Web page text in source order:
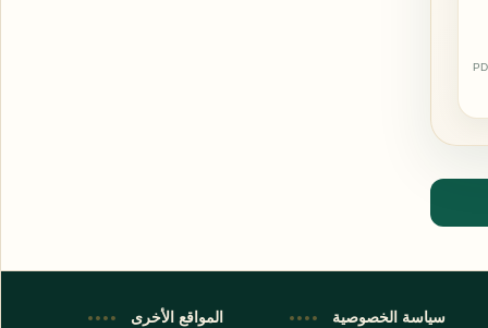
اشترك الآن
اشترك في قناتنا على تليجرام سياسة الخصوصية المواقع الأخرى